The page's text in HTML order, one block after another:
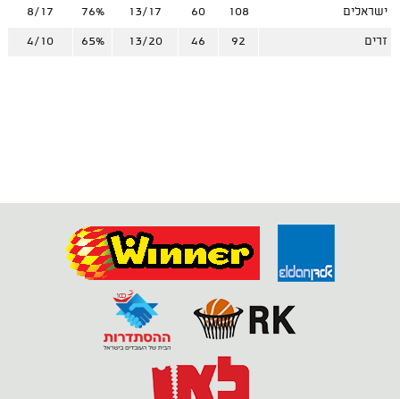
ישראלים 108
60
13/17
76%
8/17
זרים 92
46
13/20
65%
4/10